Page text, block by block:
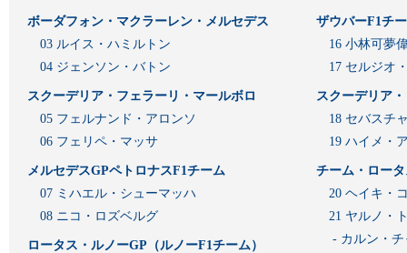
ボーダフォン・マクラーレン・メルセデス
03 ルイス・ハミルトン
04 ジェンソン・バトン
スクーデリア・フェラーリ・マールボロ
05 フェルナンド・アロンソ
06 フェリペ・マッサ
メルセデスGPペトロナスF1チーム
07 ミハエル・シューマッハ
08 ニコ・ロズベルグ
ロータス・ルノーGP（ルノーF1チーム）
ザウバーF1チ
16 小林可夢
17 セルジオ
スクーデリア
18 セバスチ
19 ハイメ・
チーム・ロー
20 ヘイキ・
21 ヤルノ・
- カルン・